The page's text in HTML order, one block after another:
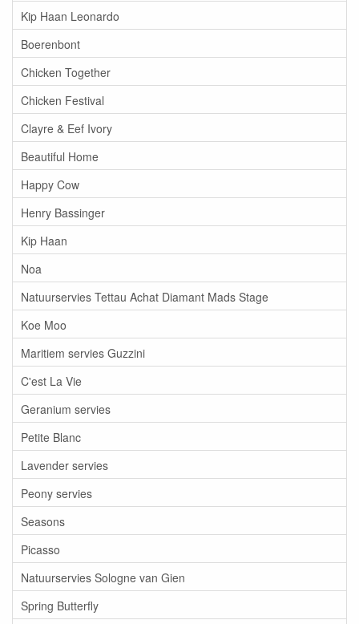
Kip Haan Leonardo
Boerenbont
Chicken Together
Chicken Festival
Clayre & Eef Ivory
Beautiful Home
Happy Cow
Henry Bassinger
Kip Haan
Noa
Natuurservies Tettau Achat Diamant Mads Stage
Koe Moo
Maritiem servies Guzzini
C'est La Vie
Geranium servies
Petite Blanc
Lavender servies
Peony servies
Seasons
Picasso
Natuurservies Sologne van Gien
Spring Butterfly